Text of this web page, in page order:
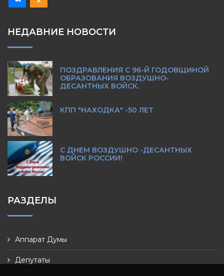
НЕДАВНИЕ НОВОСТИ
ПОЗДРАВЛЕНИЯ С 96-Й ГОДОВЩИНОЙ
ОБРАЗОВАНИЯ ВОЗДУШНО-
ДЕСАНТНЫХ ВОЙСК.
КПП "НАХОДКА" -50 ЛЕТ
С ДНЕМ ВОЗДУШНО -ДЕСАНТНЫХ
ВОЙСК РОССИИ!
РАЗДЕЛЫ
Аппарат Думы
Депутаты